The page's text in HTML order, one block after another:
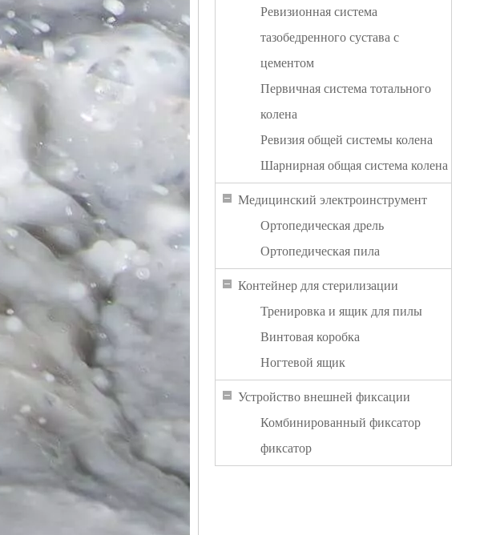
Ревизионная система
тазобедренного сустава с
цементом
Первичная система тотального
колена
Ревизия общей системы колена
Шарнирная общая система колена
Медицинский электроинструмент
Ортопедическая дрель
Ортопедическая пила
Контейнер для стерилизации
Тренировка и ящик для пилы
Винтовая коробка
Ногтевой ящик
Устройство внешней фиксации
Комбинированный фиксатор
фиксатор